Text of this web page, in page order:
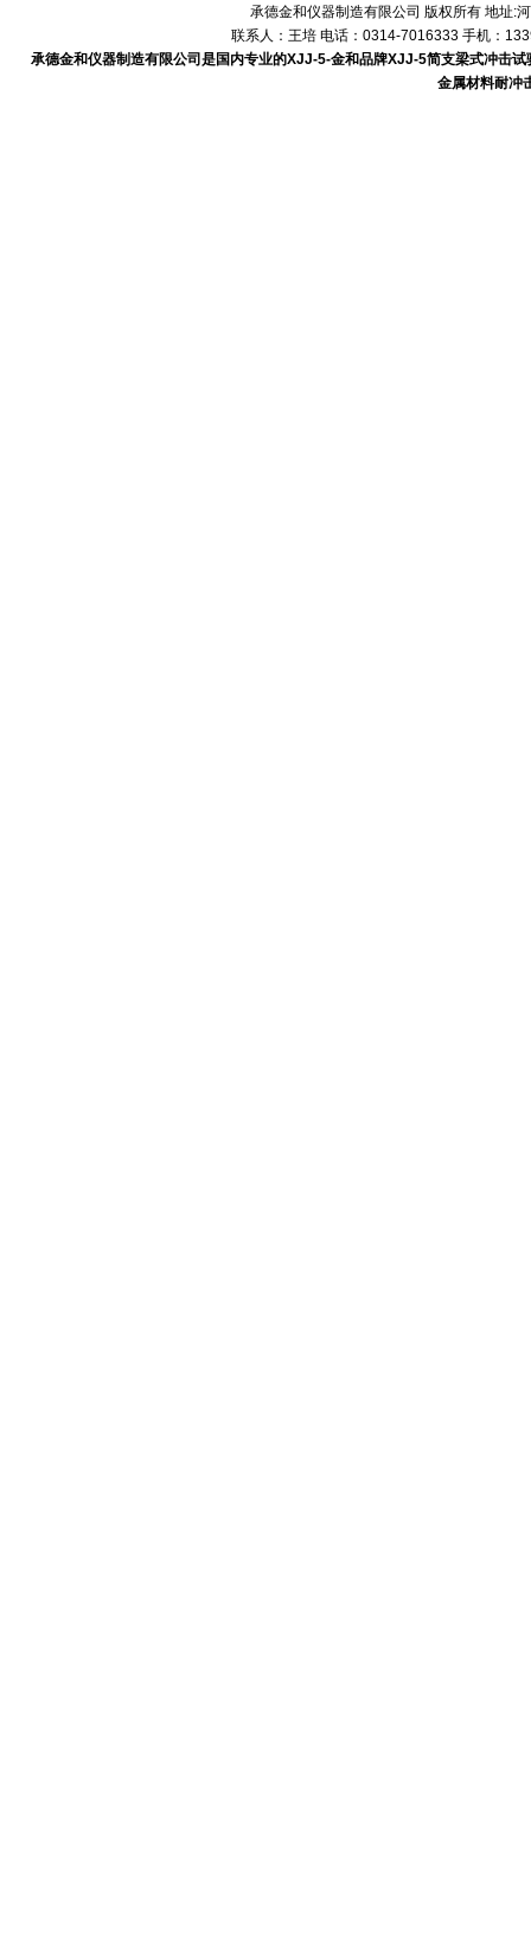
承德金和仪器制造有限公司 版权所有 地址:
联系人：王培 电话：0314-7016333 手机：
承德金和仪器制造有限公司是国内专业的XJJ-5-金和品牌XJJ-5简支梁式冲击
金属材料耐冲